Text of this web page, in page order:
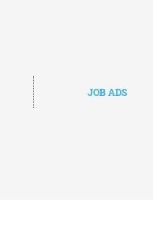
JOB ADS